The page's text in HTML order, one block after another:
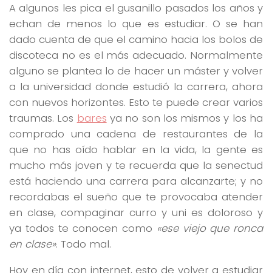
A algunos les pica el gusanillo pasados los años y
echan de menos lo que es estudiar. O se han
dado cuenta de que el camino hacia los bolos de
discoteca no es el más adecuado. Normalmente
alguno se plantea lo de hacer un máster y volver
a la universidad donde estudió la carrera, ahora
con nuevos horizontes. Esto te puede crear varios
traumas. Los bares ya no son los mismos y los ha
comprado una cadena de restaurantes de la
que no has oído hablar en la vida, la gente es
mucho más joven y te recuerda que la senectud
está haciendo una carrera para alcanzarte; y no
recordabas el sueño que te provocaba atender
en clase, compaginar curro y uni es doloroso y
ya todos te conocen como «ese viejo que ronca
en clase». Todo mal.
Hoy en día con internet, esto de volver a estudiar